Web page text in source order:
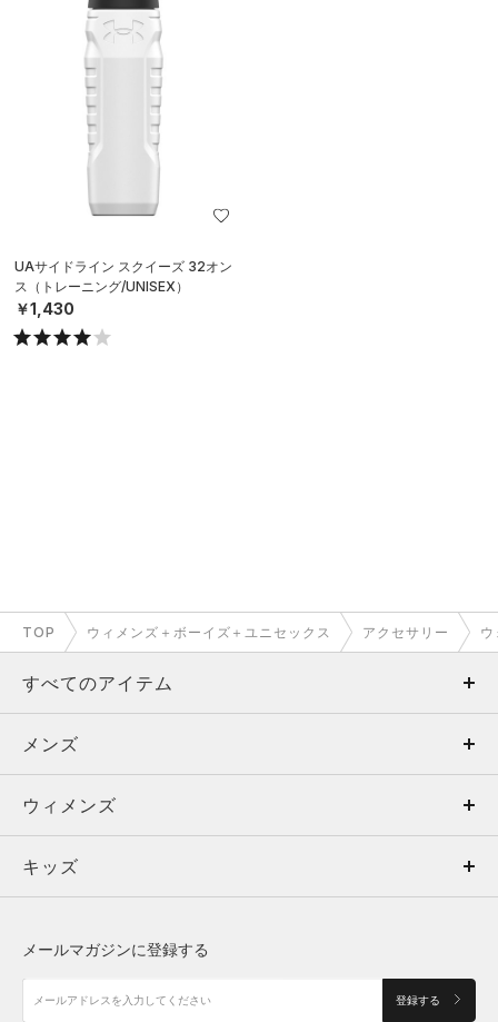
UAサイドライン スクイーズ 32オン
ス（トレーニング/UNISEX）
￥1,430
TOP ウィメンズ＋ボーイズ＋ユニセックス アクセサリー
すべてのアイテム
メンズ
ウィメンズ
キッズ
アクセサリー
メンズ
トップス
ボトムス
アクセサリー
ウィメンズ
トップス
シューズ
キッズ
メールマガジンに登録する
登録する